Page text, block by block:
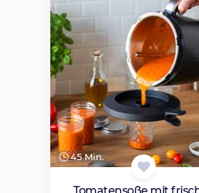
45 Min.
Tomatensoße mit